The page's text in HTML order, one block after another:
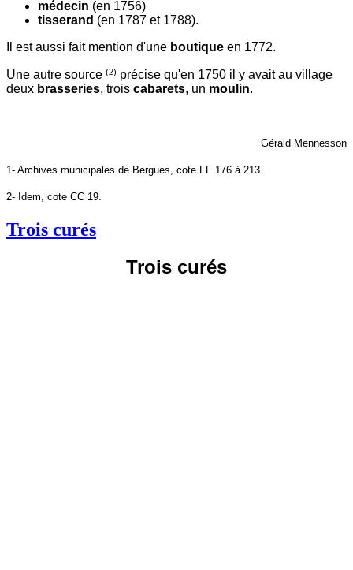
médecin (en 1756)
tisserand (en 1787 et 1788).
Il est aussi fait mention d'une boutique en 1772.
Une autre source (2) précise qu'en 1750 il y avait au village
deux brasseries, trois cabarets, un moulin.
Gérald Mennesson
1- Archives municipales de Bergues, cote FF 176 à 213.
2- Idem, cote CC 19.
Trois curés
Trois curés